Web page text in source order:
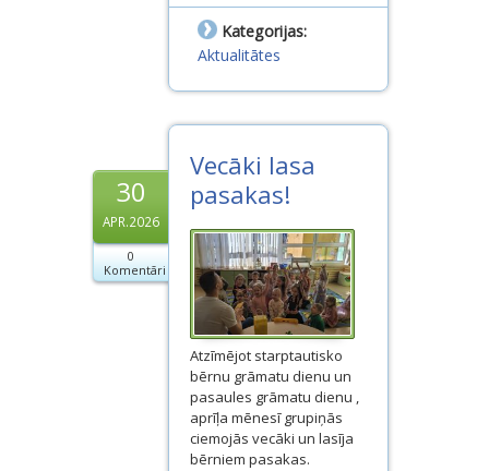
Kategorijas:
Aktualitātes
30
APR.2026
0
Komentāri
Vecāki lasa
pasakas!
Atzīmējot starptautisko
bērnu grāmatu dienu un
pasaules grāmatu dienu ,
aprīļa mēnesī grupiņās
ciemojās vecāki un lasīja
bērniem pasakas.